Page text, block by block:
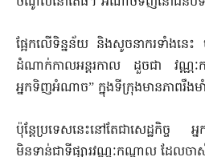
ផ្អែកលើទិន្នន័យ និងសូចនាករទាំងនេះ
ដំណាក់កាលអន្តរកាល ដួចជា វណ្ណៈ
អ្នកទិញអំណាច” ក្នុងទីក្រុងមានភាពរឹង
ប៉ុន្តែប្រទេសនេះនៅតែជាសេដ្ឋកិច្ច អ្
មិនទាន់ជាទីផ្សារវណ្ណៈកណ្តាល ដែ